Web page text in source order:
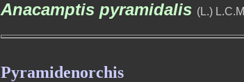
Anacamptis pyramidalis (L.)
Pyramidenorchis